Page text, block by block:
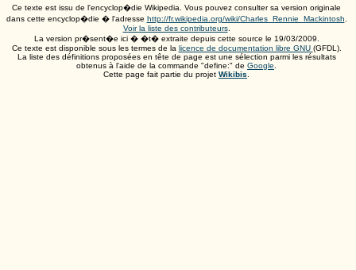
Ce texte est issu de l'encyclop�die Wikipedia. Vous pouvez consulter sa version originale
dans cette encyclop�die � l'adresse http://fr.wikipedia.org/wiki/Charles_Rennie_Mackintosh.
Voir la liste des contributeurs.
La version pr�sent�e ici � �t� extraite depuis cette source le 19/03/2009.
Ce texte est disponible sous les termes de la licence de documentation libre GNU (GFDL).
La liste des définitions proposées en tête de page est une sélection parmi les résultats
obtenus à l'aide de la commande "define:" de Google.
Cette page fait partie du projet Wikibis.